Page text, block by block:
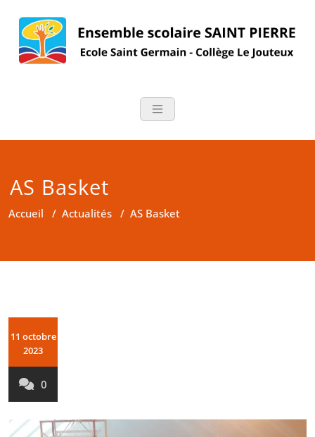
content
Ensemble
AS Basket
Accueil / Actualités / AS Basket
11 octobre
2023
0